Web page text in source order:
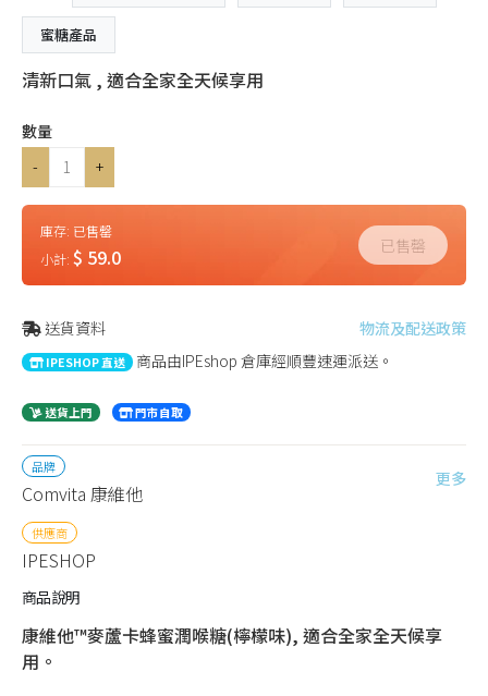
蜜糖產品
清新口氣 , 適合全家全天候享用
數量
-
+
庫存: 已售罄
小計: $ 59.0 已售罄
送貨資料 物流及配送政策
IPESHOP 直送 商品由IPEshop 倉庫經順豐速運派送。
送貨上門 門市自取
品牌
Comvita 康維他
更多
供應商
IPESHOP
商品說明
康維他™麥蘆卡蜂蜜潤喉糖(檸檬味), 適合全家全天候享
用。